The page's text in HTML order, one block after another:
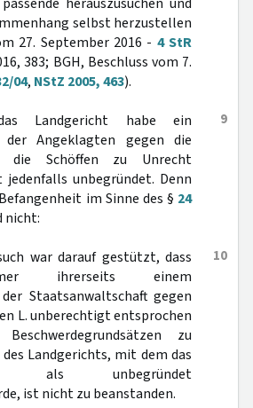
selbst herzustellen
27. September 2016 - 4 StR
383; BGH, Beschluss vom 7.
04, NStZ 2005, 463).
9
Landgericht habe ein
der Angeklagten gegen die
die Schöffen zu Unrecht
jedenfalls unbegründet. Denn
im Sinne des § 24
nicht:
10
war darauf gestützt, dass
ihrerseits einem
Staatsanwaltschaft gegen
L. unberechtigt entsprochen
zu
Landgerichts, mit dem das
als unbegründet
ist nicht zu beanstanden.